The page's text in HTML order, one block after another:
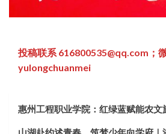
投稿联系 616800535@qq.com；
yulongchuanmei
惠州工程职业学院：红绿蓝赋能农文